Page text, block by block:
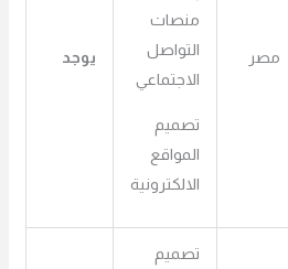
مصر
منصات
التواصل
الاجتماعي
تصميم
المواقع
الالكترونية
يوجد
تصميم